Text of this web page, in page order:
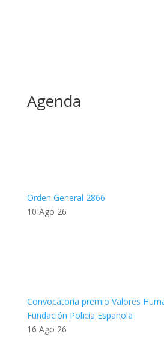
Agenda
Orden General 2866
10 Ago 26
Convocatoria premio Valores
Fundación Policía Española
16 Ago 26